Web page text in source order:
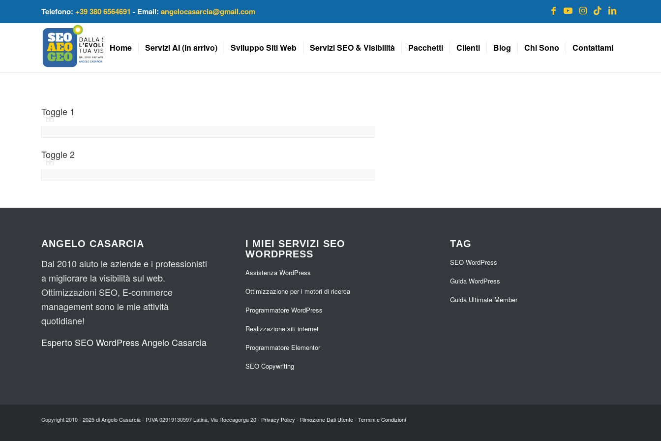
Telefono: +39 380 6564691 - Email: angelocasarcia@gmail.com
Home Servizi AI (in arrivo) Sviluppo Siti Web Servizi SEO & Visibilità Pacchetti Clienti Blog Chi Sono Contattami
Toggle 1
Toggle 2
ANGELO CASARCIA
Dal 2010 aiuto le aziende e i professionisti
a migliorare la visibilità sul web.
Ottimizzazioni SEO, E-commerce
management sono le mie attività
quotidiane!
Esperto SEO WordPress Angelo Casarcia
I MIEI SERVIZI SEO
WORDPRESS
Assistenza WordPress
Ottimizzazione per i motori di ricerca
Programmatore WordPress
Realizzazione siti internet
Programmatore Elementor
SEO Copywriting
TAG
SEO WordPress
Guida WordPress
Guida Ultimate Member
Copyright 2010 - 2025 di Angelo Casarcia - P.IVA 02919130597 Latina, Via Roccagorga 20 - Privacy Policy - Rimozione Dati Utente- Termini e Condizioni